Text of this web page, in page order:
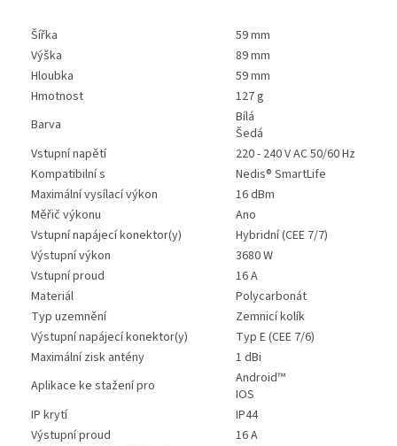
Šířka
59 mm
Výška
89 mm
Hloubka
59 mm
Hmotnost
127 g
Barva
Bílá
Šedá
Vstupní napětí
220 - 240 V AC 50/60 Hz
Kompatibilní s
Nedis® SmartLife
Maximální vysílací výkon
16 dBm
Měřič výkonu
Ano
Vstupní napájecí konektor(y)
Hybridní (CEE 7/7)
Výstupní výkon
3680 W
Vstupní proud
16 A
Materiál
Polycarbonát
Typ uzemnění
Zemnicí kolík
Výstupní napájecí konektor(y)
Typ E (CEE 7/6)
Maximální zisk antény
1 dBi
Aplikace ke stažení pro
Android™
IOS
IP krytí
IP44
Výstupní proud
16 A